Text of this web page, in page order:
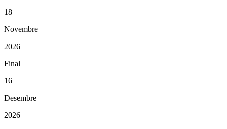
18
Novembre
2026
Final
16
Desembre
2026